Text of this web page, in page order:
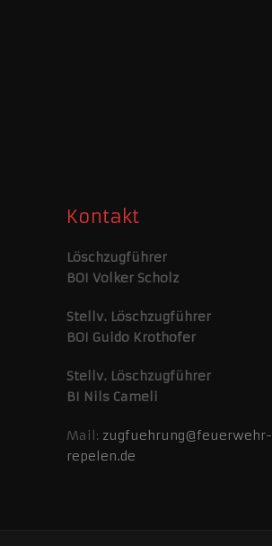
Kontakt
Löschzugführer
BOI Volker Scholz
Stellv. Löschzugführer
BOI Guido Krothofer
Stellv. Löschzugführer
BI Nils Cameli
Mail: zugfuehrung@feuerwehr-
repelen.de